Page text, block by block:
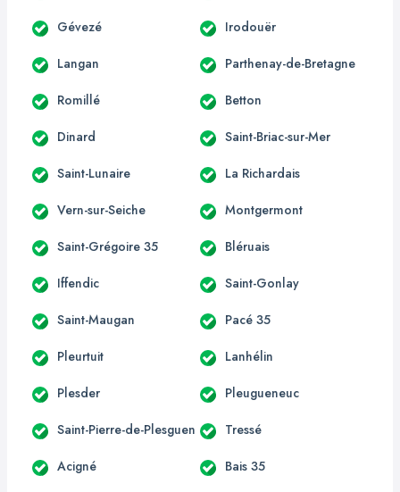
Gévezé Irodouër
Langan Parthenay-de-Bretagne
Romillé Betton
Dinard Saint-Briac-sur-Mer
Saint-Lunaire La Richardais
Vern-sur-Seiche Montgermont
Saint-Grégoire 35 Bléruais
Iffendic Saint-Gonlay
Saint-Maugan Pacé 35
Pleurtuit Lanhélin
Plesder Pleugueneuc
Saint-Pierre-de-Plesguen Tressé
Acigné Bais 35